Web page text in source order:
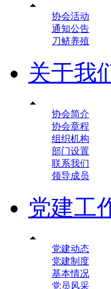

协会活动
通知公告
刀鲚养殖
关于我

协会简介
协会章程
组织机构
部门设置
联系我们
领导成员
党建工

党建动态
党建制度
基本情况
党员风采